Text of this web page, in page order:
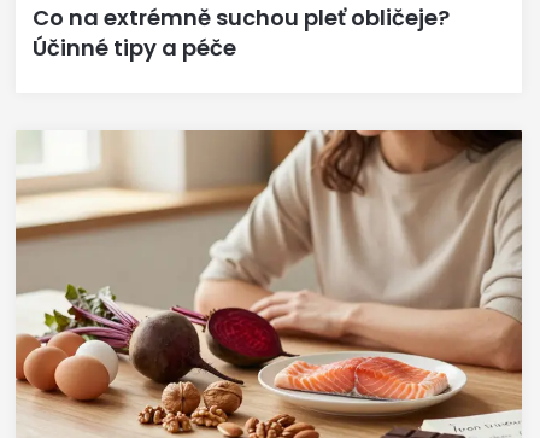
Co na extrémně suchou pleť obličeje?
Účinné tipy a péče